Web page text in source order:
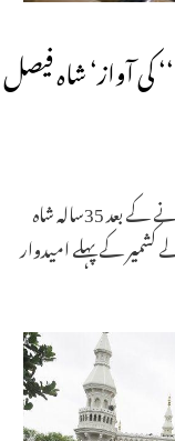
کی آواز‘ شاہ فیصل
سال 2009میں سیول سروس امتحان میں ٹاپ کرنے کے بعد 35سالہ شاہ
کے پہلے امیدوار